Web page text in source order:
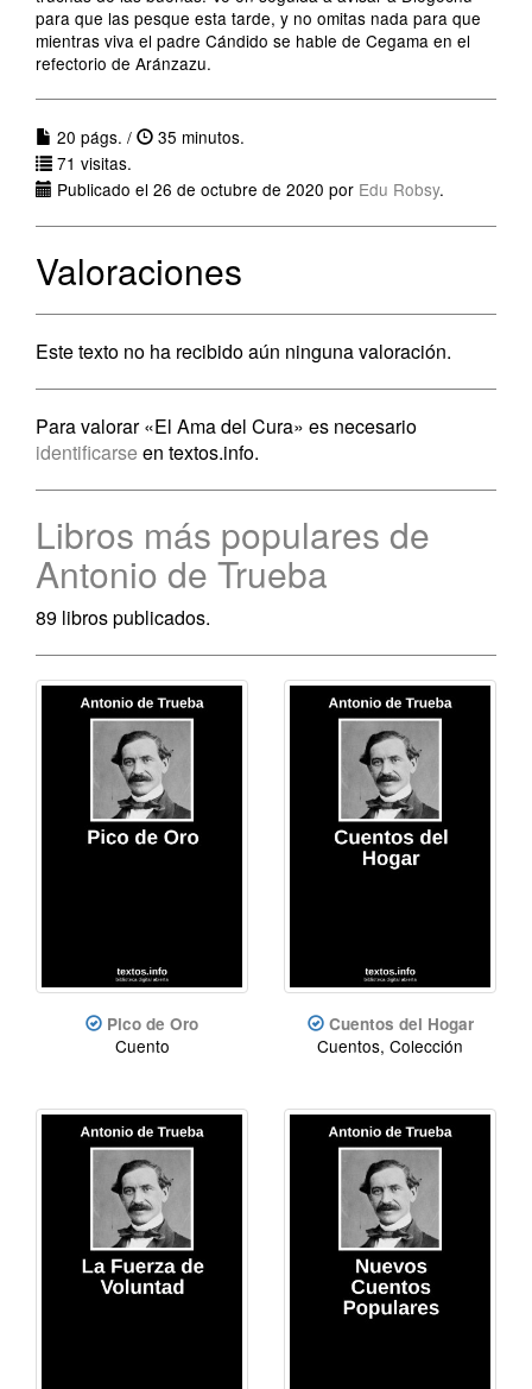
para que las pesque esta tarde, y no omitas nada para que
mientras viva el padre Cándido se hable de Cegama en el
refectorio de Aránzazu.
20 págs. /
35 minutos.
71 visitas.
Publicado el 26 de octubre de 2020 por Edu Robsy.
Valoraciones
Este texto no ha recibido aún ninguna valoración.
Para valorar «El Ama del Cura» es necesario
identificarse en textos.info.
Libros más populares de
Antonio de Trueba
89 libros publicados.
Pico de Oro
Cuento
Cuentos del Hogar
Cuentos, Colección